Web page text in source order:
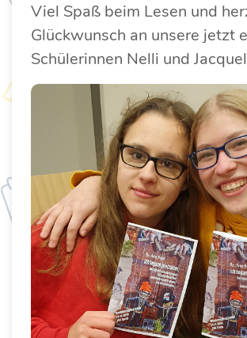
Viel Spaß beim Lesen und
Glückwunsch an unsere jetzt
Schülerinnen Nelli und